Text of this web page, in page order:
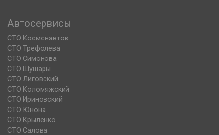
Автосервисы
СТО Космонавтов
СТО Трефолева
СТО Симонова
СТО Шушары
СТО Лиговский
СТО Коломяжский
СТО Ириновский
СТО Юнона
СТО Крыленко
СТО Салова